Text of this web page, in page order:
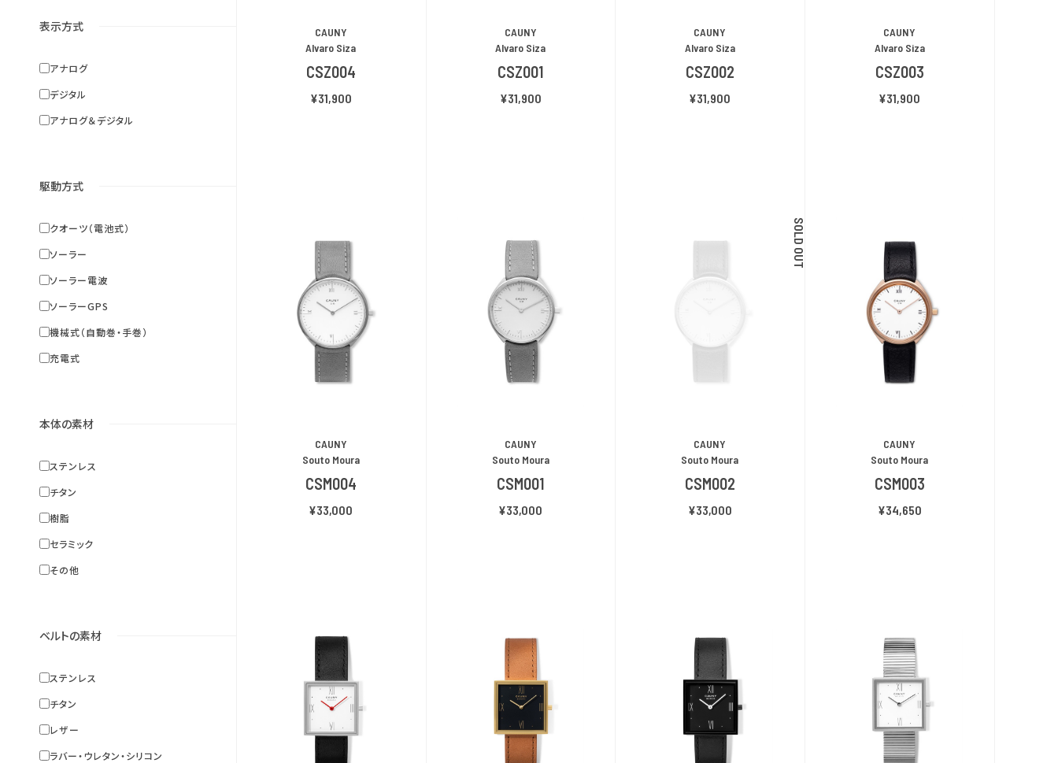
表示方式
アナログ
デジタル
アナログ＆デジタル
駆動方式
クオーツ（電池式）
ソーラー
ソーラー電波
ソーラーGPS
機械式（自動巻・手巻）
充電式
本体の素材
ステンレス
チタン
樹脂
セラミック
その他
ベルトの素材
ステンレス
チタン
レザー
ラバー・ウレタン・シリコン
CAUNY
Alvaro Siza
CSZ004
¥31,900
CAUNY
Alvaro Siza
CSZ001
¥31,900
CAUNY
Alvaro Siza
CSZ002
¥31,900
CAUNY
Alvaro Siza
CSZ003
¥31,900
CAUNY
Souto Moura
CSM004
¥33,000
CAUNY
Souto Moura
CSM001
¥33,000
SOLD OUT
CAUNY
Souto Moura
CSM002
¥33,000
CAUNY
Souto Moura
CSM003
¥34,650